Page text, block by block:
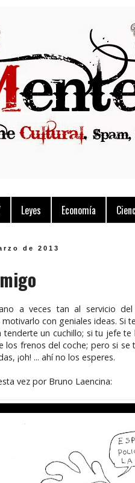
Leyes Economía
de 2013
a veces tan al servicio
con geniales ideas. Si
tenderte un cuchillo; si tu jefe
los frenos del coche; pero si
¡oh! ... ahí no los esperes.
vez por Bruno Laencina: